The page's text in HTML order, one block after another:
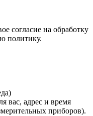
согласие на обработку
политику.
вас, адрес и время
приборов).